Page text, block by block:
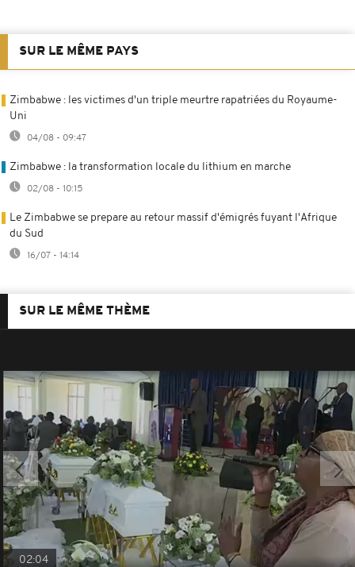
SUR LE MÊME PAYS
Zimbabwe : les victimes d'un triple meurtre rapatriées du Royaume-
Uni
04/08 - 09:47
Zimbabwe : la transformation locale du lithium en marche
02/08 - 10:15
Le Zimbabwe se prepare au retour massif d'émigrés fuyant l'Afrique
du Sud
16/07 - 14:14
SUR LE MÊME THÈME
02:04